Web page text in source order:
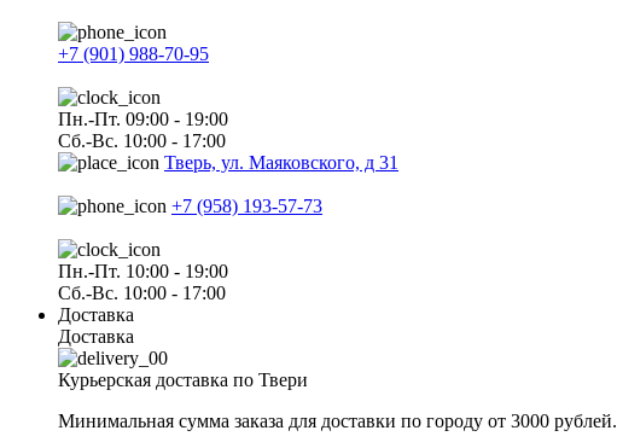
+7 (901) 988-70-95
Пн.-Пт. 09:00 - 19:00
Сб.-Вс. 10:00 - 17:00
Тверь, ул. Маяковского, д 31
+7 (958) 193-57-73
Пн.-Пт. 10:00 - 19:00
Сб.-Вс. 10:00 - 17:00
Доставка
Доставка
Курьерская доставка по Твери
Минимальная сумма заказа для доставки по городу от 3000 рублей.